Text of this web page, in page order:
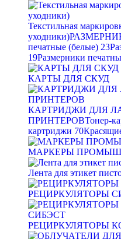
Текстильная
уходники)
печатные (белые) 23
19Размерники
КАРТЫ ДЛЯ СКУД
КАРТРИДЖИ ДЛЯ
ПРИНТЕРОВТонер-
картриджи 70
МАРКЕРЫ
Лента для этикет
РЕЦИРКУЛЯТОРЫ
РЕЦИРКУЛЯТОРЫ